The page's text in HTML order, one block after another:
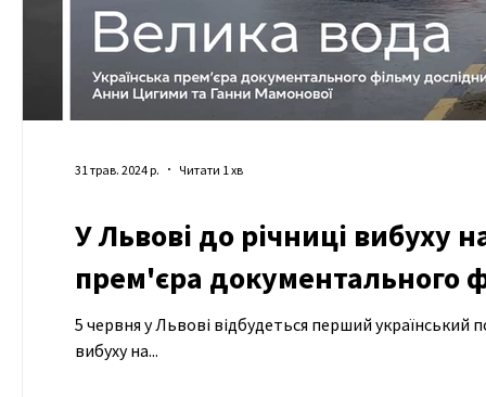
У Львові до річниці вибуху
прем'єра документального
5 червня у Львові відбудеться перший
вибуху на...
31 трав. 2024 р. Читати 1 хв